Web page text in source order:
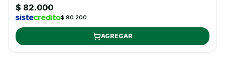
$ 82.000
$ 90.200
AGREGAR